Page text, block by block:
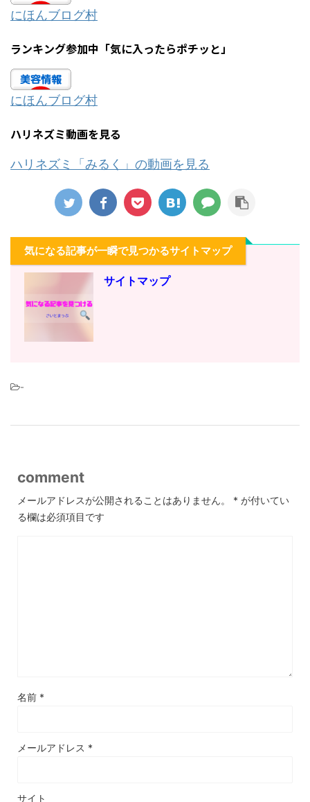
にほんブログ村
ランキング参加中「気に入ったらポチッと」
にほんブログ村
ハリネズミ動画を見る
ハリネズミ「みるく」の動画を見る
気になる記事が一瞬で見つかるサイトマップ
サイトマップ
-
comment
メールアドレスが公開されることはありません。 * が付いてい
る欄は必須項目です
名前 *
メールアドレス *
サイト